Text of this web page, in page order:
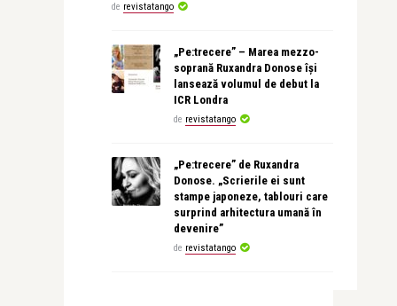
de revistatango
„Pe:trecere” – Marea mezzo-
soprană Ruxandra Donose își
lansează volumul de debut la
ICR Londra
de revistatango
„Pe:trecere” de Ruxandra
Donose. „Scrierile ei sunt
stampe japoneze, tablouri care
surprind arhitectura umană în
devenire”
de revistatango